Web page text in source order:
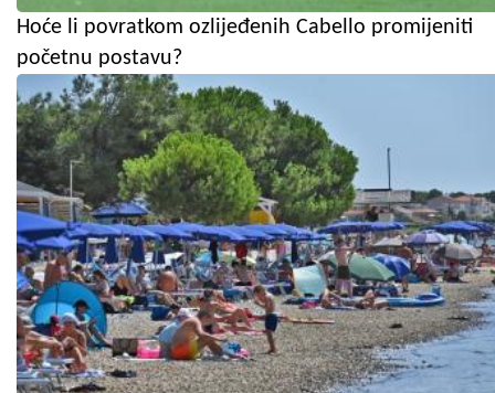
Hoće li povratkom ozlijeđenih Cabello promijeniti
početnu postavu?